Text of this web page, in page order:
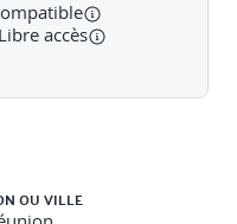
axe DevTools,
à remplir lors
Libre accès
OU VILLE